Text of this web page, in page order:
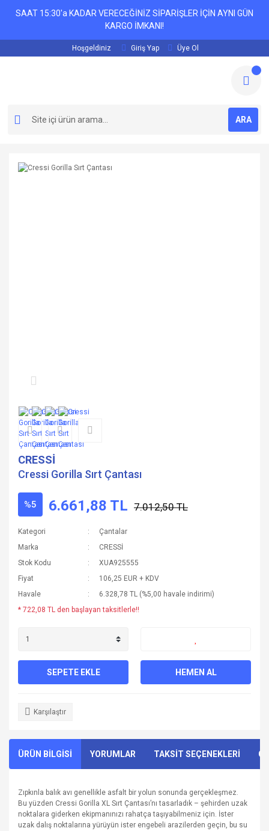
SAAT 15:30'a KADAR VERECEĞİNİZ SİPARİŞLER İÇİN AYNI GÜN
KARGO İMKANI!
Hoşgeldiniz Giriş Yap Üye Ol
ARA
CRESSİ
Cressi Gorilla Sırt Çantası
%5 6.661,88 TL 7.012,50 TL
Kategori
Çantalar
Marka
CRESSİ
Stok Kodu
XUA925555
Fiyat
106,25 EUR + KDV
Havale
6.328,78 TL (%5,00 havale indirimi)
* 722,08 TL den başlayan taksitlerle!!
SEPETE EKLE HEMEN AL
Karşılaştır
ÜRÜN BİLGİSİ YORUMLAR TAKSİT SEÇENEKLERİ
Zıpkınla balık avı genellikle asfalt bir yolun sonunda gerçekleşmez.
Bu yüzden Cressi Gorilla XL Sırt Çantası’nı tasarladık – şehirden uzak
noktalara giderken ekipmanınızı rahatça taşıyabilmeniz için. İster
uzak dalış noktalarına yürüyün ister engebeli arazilerden geçin, bu su